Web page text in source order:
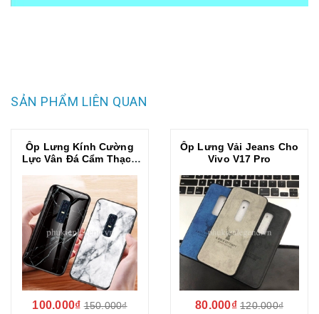
SẢN PHẨM LIÊN QUAN
Ốp Lưng Kính Cường
Lực Vân Đá Cẩm Thạch
100.000₫ 150.000₫
Ốp Lưng Vải Jeans Cho
Vivo V17 Pro
80.000₫ 120.000₫